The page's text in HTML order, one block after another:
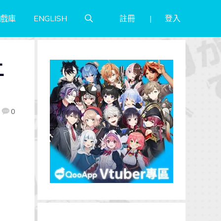
庫 ENGLISH 註冊 登入
0